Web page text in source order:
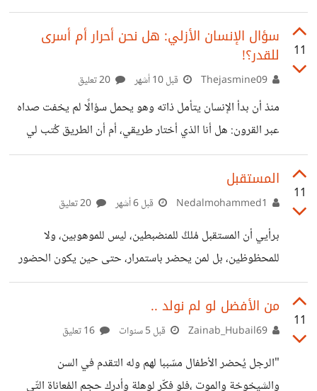
إذن هو رغبة في ما نفتقده أو ما لسنا عليه أو ما ليس فينا ونريده
بقوة، لكن هنا المشكلة، فإذا كان الحب رغبة، إذن هو فقر وافتقار،
فالمعادلة هي كالتالي : الحب = رغبة، والرغبة = افتقار، والافتقار
= تعاسة. فالحب عنده نابع من شعور بالعجز والاحتياج، وهذا
يجعل المحب أسير رغبته في المحبوب دائمًا، المُحب مأسور في
ما
11
سؤال الإنسان الأزلي: هل نحن أحرار أم أسرى
للقدر؟!
قبل 10 أشهر
منذ أن بدأ الإنسان يتأمل ذاته وهو يحمل سؤالًا لم يخفت صداه
عبر القرون: هل أنا الذي أختار طريقي، أم أن الطريق كُتب لي
منذ البداية؟ هو سؤال يطلّ علينا كلما وقفنا أمام مفترق طرق، أو
شعرنا أن الظروف أقوى منا، أو حتى حين ننجح فنظن أن الفضل
لنا وحدنا. إنها ثنائية قديمة كقدم الفكر: الحرية والحتمية، الجبر
المسلمون عقولهم، وبقي حيًّا في وجدان كل إنسان يحاول أن
يفهم معنى وجوده. الفلاسفة
11
المستقبل
قبل 6 أشهر
برأيي أن المستقبل مُلكٌ للمنضبطين، ليس للموهوبين، ولا
للمحظوظين، بل لمن يحضر باستمرار، حتى حين يكون الحضور
صعباً، لمن يبذل قصارى جهده ولا يتوقف عن السعى، هو يعلم في
قرارة نفسه أن الله الذي يرى سعيه لن يخذله أبداً الزمن لا يكافئ
من يعتمد على الموهبة وحدها، ولا من ينتظر الحظ أن يطرق
رغم التعب والمشقة.
11
من الأفضل لو لم نولد ..
قبل 5 سنوات
"الرجل يُحضر الأطفال مسّببا لهم وله التقدم في السن
والشيخوخة والموت ،فلو فكّر لوهلة وأدرك حجم المُعاناة التّي